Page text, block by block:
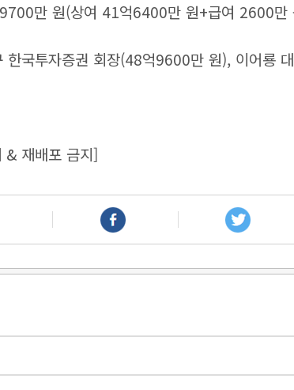
만 원(상여 41억6400만 원+급여 2600
국투자증권 회장(48억9600만 원), 이어룡
& 재배포 금지]